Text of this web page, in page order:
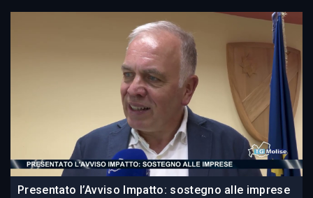
Presentato l’Avviso Impatto: sostegno alle imprese